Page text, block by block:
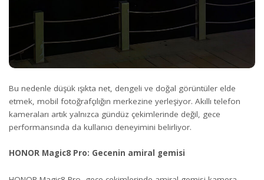
Bu nedenle düşük ışıkta net, dengeli ve doğal görüntüler elde
etmek, mobil fotoğrafçılığın merkezine yerleşiyor. Akıllı telefon
kameraları artık yalnızca gündüz çekimlerinde değil, gece
performansında da kullanıcı deneyimini belirliyor.
HONOR Magic8 Pro: Gecenin amiral gemisi